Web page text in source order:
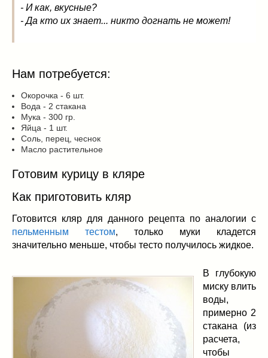
8 марта (1)
Пасха (7)
- И как, вкусные?
- Да кто их знает... никто догнать не может!
Нам потребуется:
Окорочка - 6 шт.
Вода - 2 стакана
Мука - 300 гр.
Яйца - 1 шт.
Соль, перец, чеснок
Масло растительное
Готовим курицу в кляре
Как приготовить кляр
Готовится кляр для данного рецепта по аналогии с
пельменным тестом, только муки кладется
значительно меньше, чтобы тесто получилось жидкое.
В глубокую
миску влить
воды,
примерно 2
стакана (из
расчета,
чтобы